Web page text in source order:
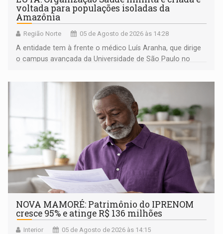
voltada para populações isoladas da
Amazônia
Região Norte 05 de Agosto de 2026 às 14:28
A entidade tem à frente o médico Luís Aranha, que dirige
o campus avançada da Universidade de São Paulo no
NOVA MAMORÉ: Patrimônio do IPRENOM
cresce 95% e atinge R$ 136 milhões
Interior 05 de Agosto de 2026 às 14:15